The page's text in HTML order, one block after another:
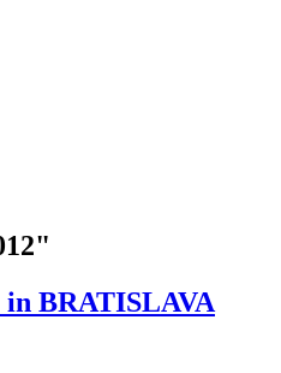
in BRATISLAVA